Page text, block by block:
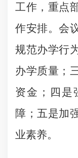
工作，重点
作安排。会
规范办学行
办学质量；
资金；四是
障；五是加
业素养。